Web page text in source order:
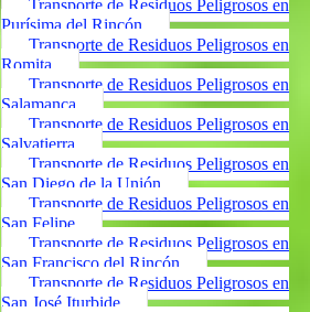
Transporte de Residuos Peligrosos en
Purísima del Rincón
Transporte de Residuos Peligrosos en
Romita
Transporte de Residuos Peligrosos en
Salamanca
Transporte de Residuos Peligrosos en
Salvatierra
Transporte de Residuos Peligrosos en
San Diego de la Unión
Transporte de Residuos Peligrosos en
San Felipe
Transporte de Residuos Peligrosos en
San Francisco del Rincón
Transporte de Residuos Peligrosos en
San José Iturbide